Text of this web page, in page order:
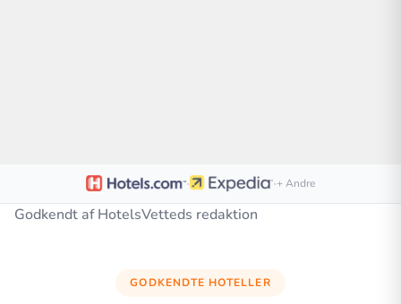
· ·+ Andre
Godkendt af HotelsVetteds redaktion
GODKENDTE HOTELLER